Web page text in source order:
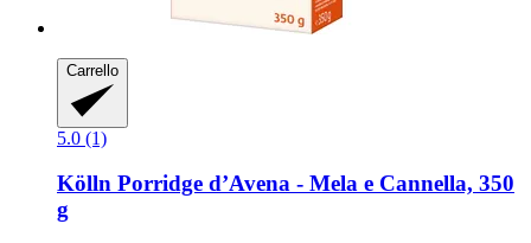
Carrello
5.0 (1)
Kölln Porridge d’Avena -​ Mela e Cannella, 350
g